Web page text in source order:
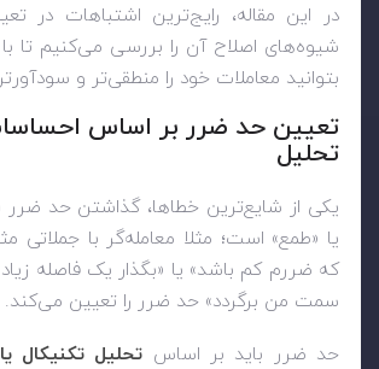
در این مقاله، رایج‌ترین اشتباهات در
بتوانید معاملات خود را منطقی‌تر و
تعیین حد ضرر بر اساس
تحلیل
یکی از شایع‌ترین خطاها، گذاشتن حد ضرر
یا «طمع» است؛ مثلا معامله‌گر با جملاتی
که ضررم کم باشد» یا «بگذار یک فاصله زیاد
سمت من برگردد» حد ضرر را تعیین می‌کند.
حد ضرر باید بر اساس تحلیل تکنیکال